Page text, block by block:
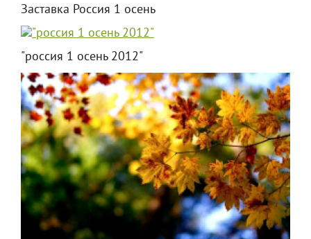
Заставка Россия 1 осень
"россия 1 осень 2012"